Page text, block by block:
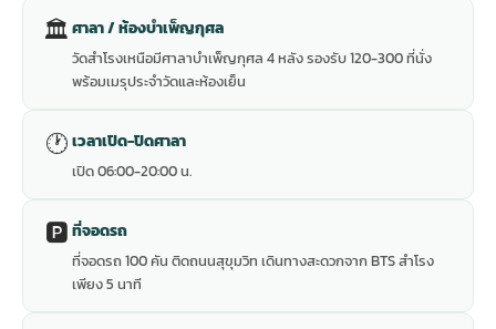
🏛 ศาลา / ห้องบำเพ็ญกุศล
วัดสำโรงเหนือมีศาลาบำเพ็ญกุศล 4 หลัง รองรับ 120-300 ที่นั่ง
พร้อมเมรุประจำวัดและห้องเย็น
🕐 เวลาเปิด-ปิดศาลา
เปิด 06:00-20:00 น.
🅿️ ที่จอดรถ
ที่จอดรถ 100 คัน ติดถนนสุขุมวิท เดินทางสะดวกจาก BTS สำโรง
เพียง 5 นาที